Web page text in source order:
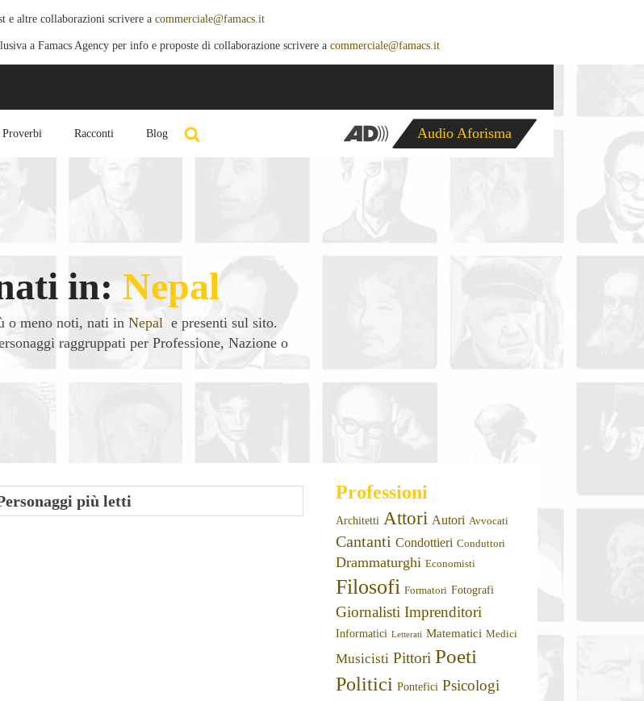
e altre collaborazioni scrivere a commerciale@famacs.it
a Famacs Agency per info e proposte di collaborazione scrivere a commerciale@famacs.it
Proverbi Racconti Blog Audio Aforisma
in: Nepal
o meno noti, nati in Nepal e presenti sul sito.
raggruppati per Professione, Nazione o
più letti Professioni
Architetti Attori Autori Avvocati
Cantanti Condottieri Conduttori
Drammaturghi Economisti
Filosofi Formatori Fotografi
Giornalisti Imprenditori
Informatici Letterati Matematici Medici
Musicisti Pittori Poeti
Politici Pontefici Psicologi